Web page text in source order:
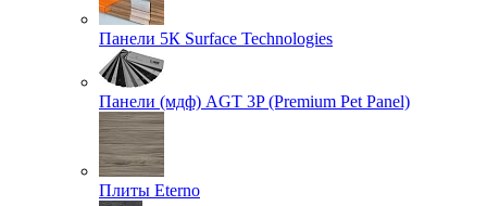
Панели 5К Surface Technologies
Панели (мдф) AGT 3P (Premium Pet Panel)
Плиты Eterno